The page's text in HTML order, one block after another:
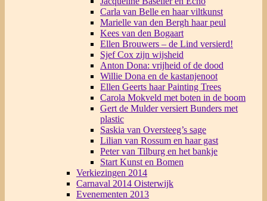
Carla van Belle en haar viltkunst
Marielle van den Bergh haar peul
Kees van den Bogaart
Ellen Brouwers – de Lind versierd!
Sjef Cox zijn wijsheid
Anton Dona: vrijheid of de dood
Willie Dona en de kastanjenoot
Ellen Geerts haar Painting Trees
Carola Mokveld met boten in de boom
Gert de Mulder versiert Bunders met
plastic
Saskia van Oversteeg’s sage
Lilian van Rossum en haar gast
Peter van Tilburg en het bankje
Start Kunst en Bomen
Verkiezingen 2014
Carnaval 2014 Oisterwijk
Evenementen 2013